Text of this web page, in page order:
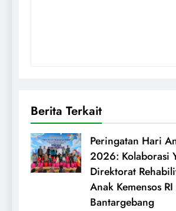
Berita Terkait
Peringatan Hari
2026: Kolaborasi
Direktorat
Anak Kemensos
Bantargebang